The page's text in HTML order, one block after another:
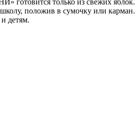
только из свежих яблок.
положив в сумочку или карман.
детям.